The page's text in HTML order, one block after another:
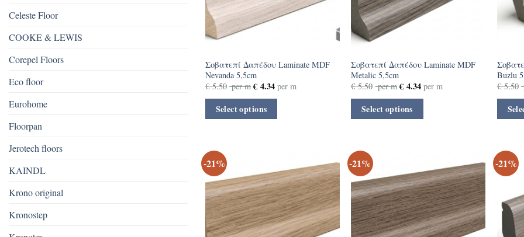
Celeste Floor
COOKE & LEWIS
Corepel Floors
Eco floor
Eurohome
Floorpan
Jerotech floors
KAINDL
Krono original
Kronostep
Σοβατεπί Δαπέδου Laminate MDF
Nevanda 5,5cm
€5.50 per m € 4.34 per m
Select options
Σοβατεπί Δαπέδου Laminate MDF
Metalic 5,5cm
€5.50 per m €4.34per m
Select options
Buzlu
€5.50
-21% -21% -21%